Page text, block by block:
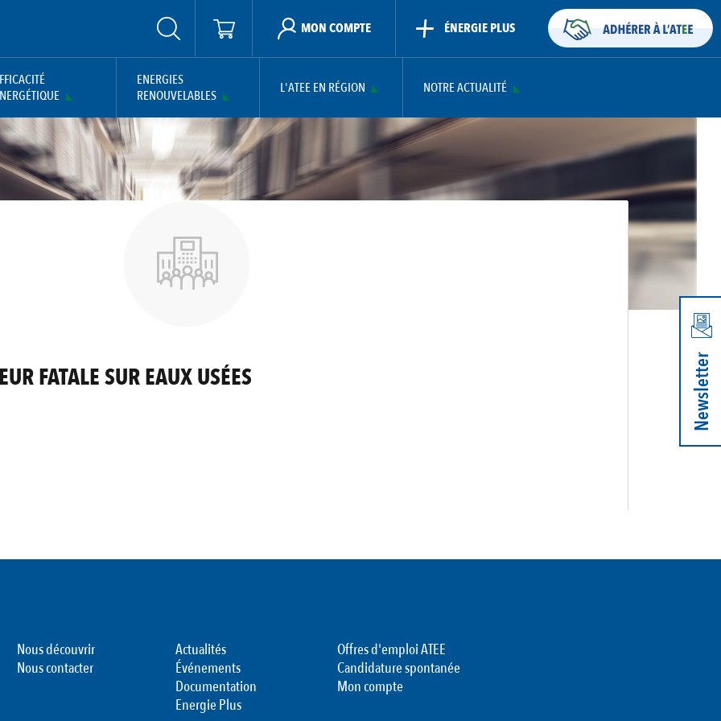
MON COMPTE ÉNERGIE PLUS
ENERGIES
RENOUVELABLES
L'ATEE EN RÉGION NOTRE ACTUALITÉ
FATALE SUR EAUX USÉES Newsletter
Nous découvrir
Nous contacter
Actualités
Événements
Documentation
Energie Plus
Offres d'emploi ATEE
Candidature spontanée
Mon compte